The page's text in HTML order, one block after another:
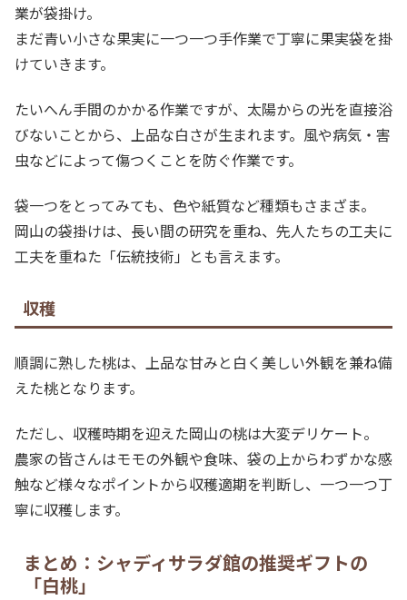
業が袋掛け。
まだ青い小さな果実に一つ一つ手作業で丁寧に果実袋を掛
けていきます。
たいへん手間のかかる作業ですが、太陽からの光を直接浴
びないことから、上品な白さが生まれます。風や病気・害
虫などによって傷つくことを防ぐ作業です。
袋一つをとってみても、色や紙質など種類もさまざま。
岡山の袋掛けは、長い間の研究を重ね、先人たちの工夫に
工夫を重ねた「伝統技術」とも言えます。
収穫
順調に熟した桃は、上品な甘みと白く美しい外観を兼ね備
えた桃となります。
ただし、収穫時期を迎えた岡山の桃は大変デリケート。
農家の皆さんはモモの外観や食味、袋の上からわずかな感
触など様々なポイントから収穫適期を判断し、一つ一つ丁
寧に収穫します。
まとめ：シャディサラダ館の推奨ギフトの
「白桃」